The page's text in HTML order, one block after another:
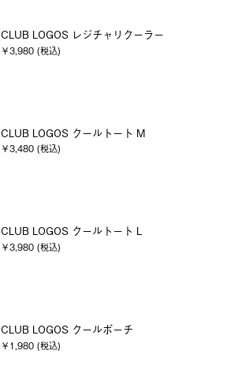
CLUB LOGOS レジチャリクーラー
￥3,980 (税込)
CLUB LOGOS クールトート M
￥3,480 (税込)
CLUB LOGOS クールトート L
￥3,980 (税込)
CLUB LOGOS クールポーチ
￥1,980 (税込)